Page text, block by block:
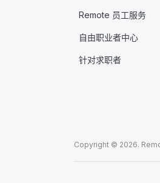
Remote 员工服务
自由职业者中心
针对求职者
Copyright © 2026.